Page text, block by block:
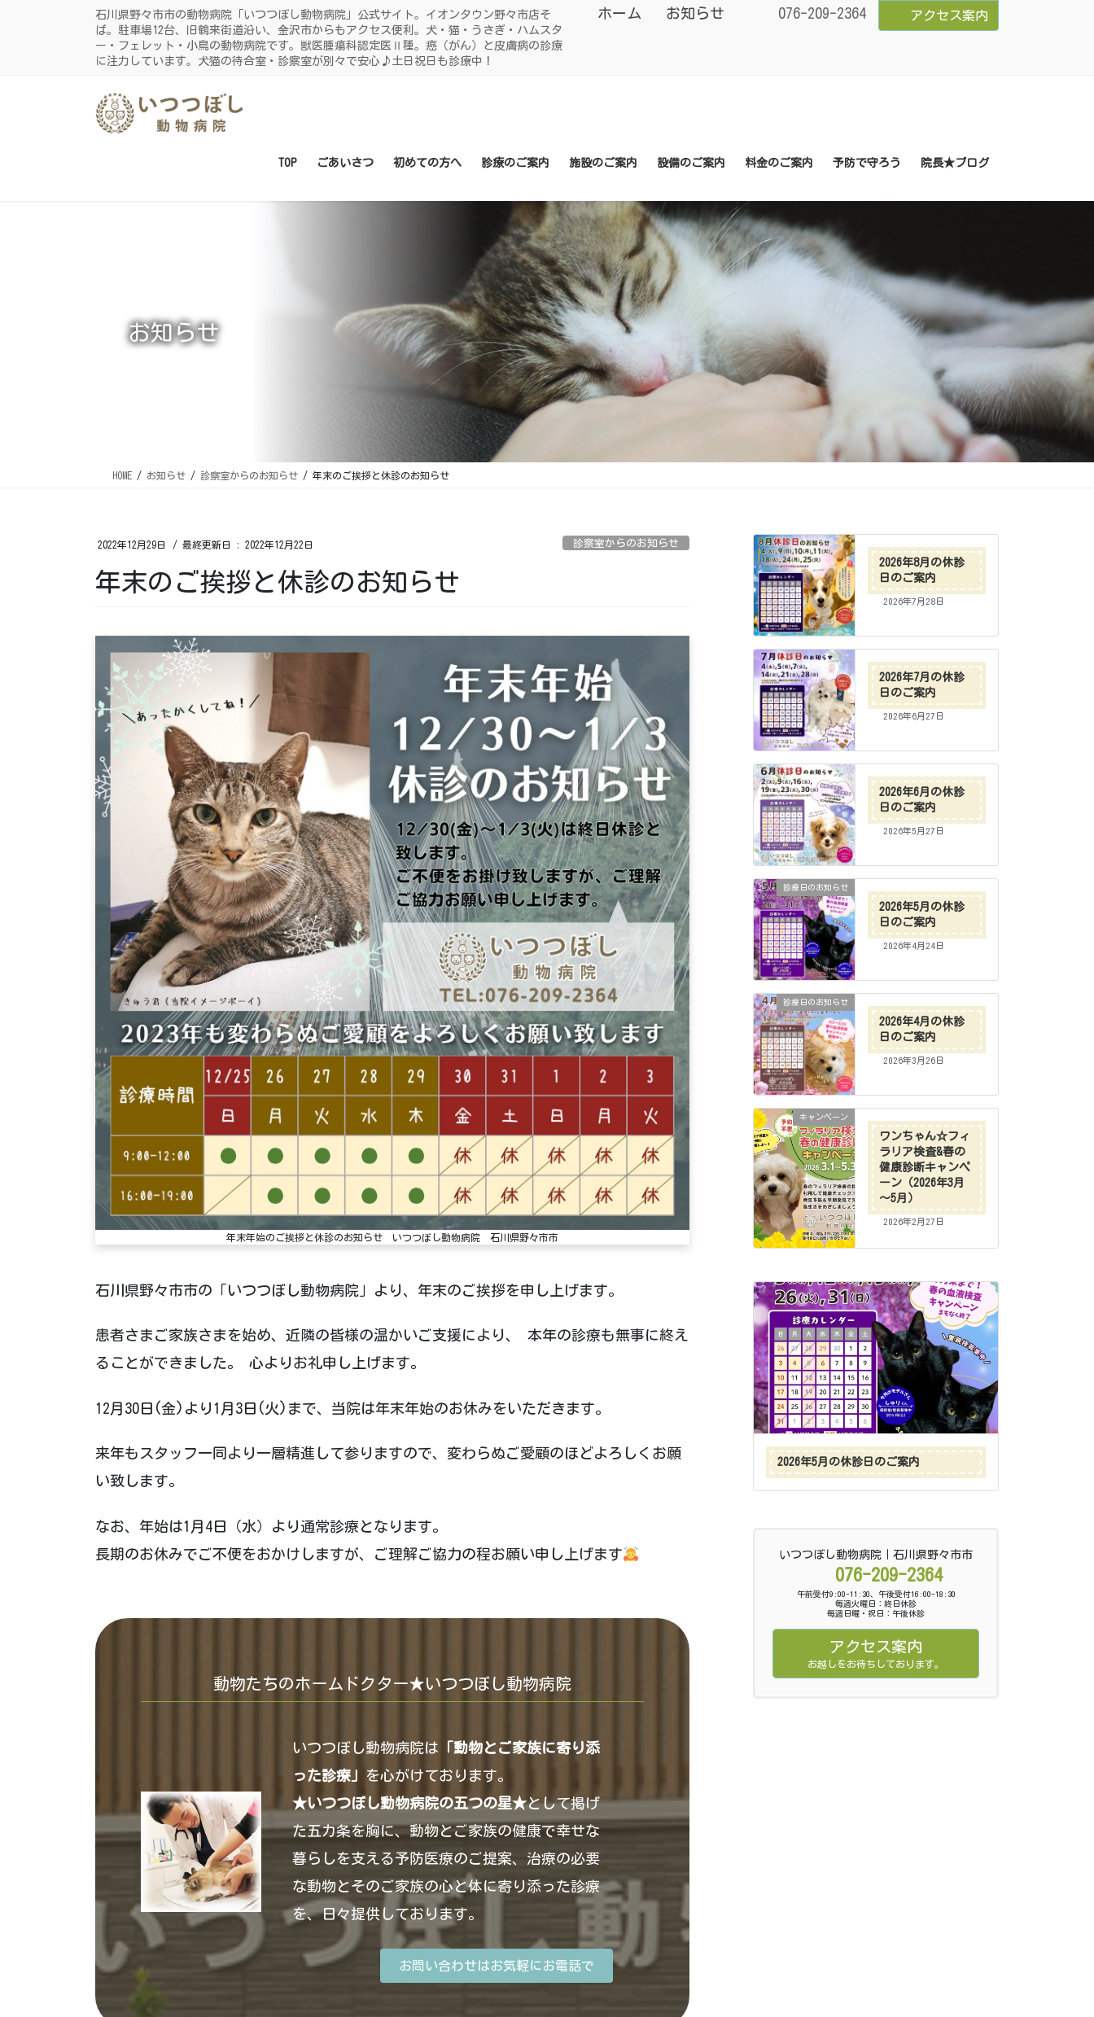
石川県野々市市の動物病院「いつつぼし動物病院」公式サイト。イオンタウン野々市店そ
ば。駐車場12台、旧鶴来街道沿い、金沢市からもアクセス便利。犬・猫・うさぎ・ハムスタ
ー・フェレット・小鳥の動物病院です。獣医腫瘍科認定医Ⅱ種。癌（がん）と皮膚病の診療
に注力しています。犬猫の待合室・診察室が別々で安心♪土日祝日も診療中！
ホーム お知らせ 076-209-2364 アクセス案内
TOP ごあいさつ 初めての方へ 診療のご案内 施設のご案内 設備のご案内 料金のご案内 予防で守ろう 院長★ブログ
お知らせ
HOME お知らせ 診察室からのお知らせ 年末のご挨拶と休診のお知らせ
2022年12月29日 / 最終更新日 : 2022年12月22日 診察室からのお知らせ
年末のご挨拶と休診のお知らせ
年末年始のご挨拶と休診のお知らせ いつつぼし動物病院 石川県野々市市
石川県野々市市の「いつつぼし動物病院」より、年末のご挨拶を申し上げます。
患者さまご家族さまを始め、近隣の皆様の温かいご支援により、 本年の診療も無事に終え
ることができました。 心よりお礼申し上げます。
12月30日(金)より1月3日(火)まで、当院は年末年始のお休みをいただきます。
来年もスタッフ一同より一層精進して参りますので、変わらぬご愛顧のほどよろしくお願
い致します。
なお、年始は1月4日（水）より通常診療となります。
長期のお休みでご不便をおかけしますが、ご理解ご協力の程お願い申し上げます
動物たちのホームドクター★いつつぼし動物病院
いつつぼし動物病院は 「動物とご家族に寄り添
った診療」
を心がけております。
★いつつぼし動物病院の五つの星★として掲げ
た五カ条を胸に、動物とご家族の健康で幸せな
暮らしを支える予防医療のご提案、治療の必要
な動物とそのご家族の心と体に寄り添った診療
を、日々提供しております。
お問い合わせはお気軽にお電話で
2026年8月の休診
日のご案内
2026年7月28日
2026年7月の休診
日のご案内
2026年6月27日
2026年6月の休診
日のご案内
2026年5月27日
診療日のお知らせ
2026年5月の休診
日のご案内
2026年4月24日
診療日のお知らせ
2026年4月の休診
日のご案内
2026年3月26日
キャンペーン
ワンちゃん☆フィ
ラリア検査&春の
健康診断キャンペ
ーン（2026年3月
～5月）
2026年2月27日
2026年5月の休診日のご案内
いつつぼし動物病院｜石川県野々市市
076-209-2364
午前受付9:00-11:30、午後受付16:00-18:30
毎週火曜日：終日休診
毎週日曜・祝日：午後休診
アクセス案内
お越しをお待ちしております。